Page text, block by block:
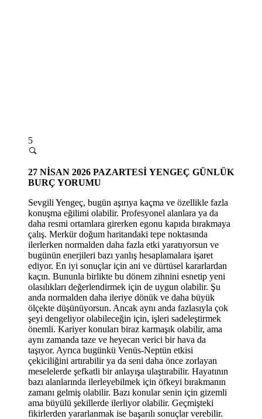
5
27 NİSAN 2026 PAZARTESİ YENGEÇ GÜNLÜK
BURÇ YORUMU
Sevgili Yengeç, bugün aşırıya kaçma ve özellikle fazla
konuşma eğilimi olabilir. Profesyonel alanlara ya da
daha resmi ortamlara girerken egonu kapıda bırakmaya
çalış. Merkür doğum haritandaki tepe noktasında
ilerlerken normalden daha fazla etki yaratıyorsun ve
bugünün enerjileri bazı yanlış hesaplamalara işaret
ediyor. En iyi sonuçlar için ani ve dürtüsel kararlardan
kaçın. Bununla birlikte bu dönem zihnini esnetip yeni
olasılıkları değerlendirmek için de uygun olabilir. Şu
anda normalden daha ileriye dönük ve daha büyük
ölçekte düşünüyorsun. Ancak aynı anda fazlasıyla çok
şeyi dengeliyor olabileceğin için, işleri sadeleştirmek
önemli. Kariyer konuları biraz karmaşık olabilir, ama
aynı zamanda taze ve heyecan verici bir hava da
taşıyor. Ayrıca bugünkü Venüs-Neptün etkisi
çekiciliğini artırabilir ya da seni daha önce zorlayan
meselelerde şefkatli bir anlayışa ulaştırabilir. Hayatının
bazı alanlarında ilerleyebilmek için öfkeyi bırakmanın
zamanı gelmiş olabilir. Bazı konular senin için gizemli
ama büyülü şekillerde ilerliyor olabilir. Geçmişteki
fikirlerden yararlanmak ise başarılı sonuçlar verebilir.